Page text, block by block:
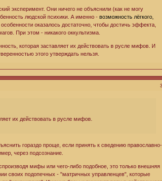
эксперимент. Они ничего не объяснили (как не могу
людской психики. А именно -возможность лёгкого,
особенности оказалось достаточно, чтобы достичь эффекта,
При этом - никакого оккультизма.
которая заставляет их действовать в русле мифов. И
этого утверждать нельзя.
их действовать в русле мифов.
гораздо проще, если принять к сведению православно-
через подсознание.
мифы или чего-либо подобное, это только внешняя
своих подопечных - "матричных управленцев", которые